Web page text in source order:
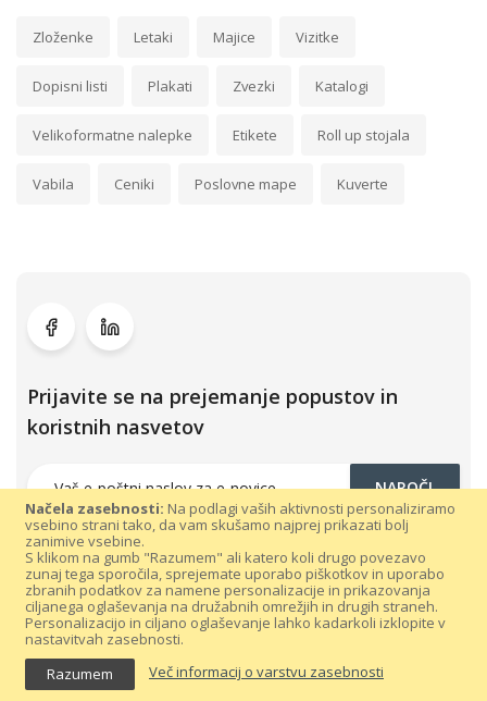
Načela zasebnosti: Na podlagi vaših aktivnosti personaliziramo
vsebino strani tako, da vam skušamo najprej prikazati bolj
zanimive vsebine.
S klikom na gumb "Razumem" ali katero koli drugo povezavo
zunaj tega sporočila, sprejemate uporabo piškotkov in uporabo
zbranih podatkov za namene personalizacije in prikazovanja
ciljanega oglaševanja na družabnih omrežjih in drugih straneh.
Personalizacijo in ciljano oglaševanje lahko kadarkoli izklopite v
nastavitvah zasebnosti.
Razumem
Več informacij o varstvu zasebnosti
Zloženke Letaki Majice Vizitke
Dopisni listi Plakati Zvezki Katalogi
Velikoformatne nalepke Etikete Roll up stojala
Vabila Ceniki Poslovne mape Kuverte
Prijavite se na prejemanje popustov in
koristnih nasvetov
NAROČI
Vse pravice pridržane 300dpi.com © 2021 |
Splošni pogoji poslovanja
Varovanje podatkov